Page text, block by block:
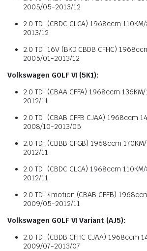
2005/05-2013/12
2.0 TDI (CBDC CLCA) 1968ccm
2013/12
2.0 TDI 16V (BKD CBDB CFHC)
2005/01-2013/12
Volkswagen GOLF VI (5K1):
2.0 TDI (CBAA CFFA) 1968ccm
2012/11
2.0 TDI (CBAB CFFB CJAA) 1968ccm
2008/10-2013/05
2.0 TDI (CBBB CFGB) 1968ccm
2012/11
2.0 TDI (CBDC CLCA) 1968ccm
2012/11
2.0 TDI 4motion (CBAB CFFB)
2009/05-2012/11
Volkswagen GOLF VI Variant (AJ5):
2.0 TDI (CBDB CFHC CJAA) 1968ccm
2009/07-2013/07